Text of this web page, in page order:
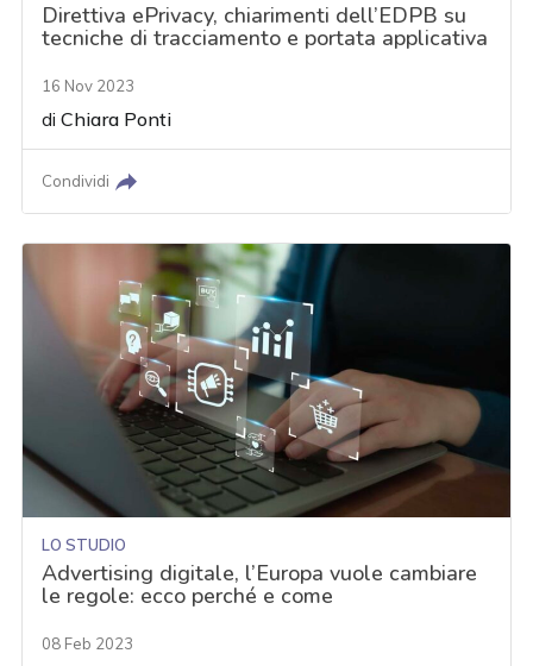
Direttiva ePrivacy, chiarimenti dell’EDPB su
tecniche di tracciamento e portata applicativa
16 Nov 2023
diChiara Ponti
Condividi
LO STUDIO
Advertising digitale, l’Europa vuole cambiare
le regole: ecco perché e come
08 Feb 2023